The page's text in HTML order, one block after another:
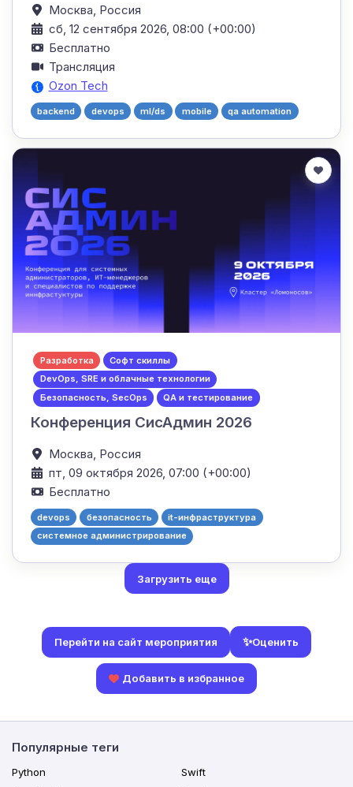
Москва, Россия
сб, 12 сентября 2026, 08:00 (+00:00)
Бесплатно
Трансляция
Ozon Tech
backend devops ml/ds mobile qa automation
Разработка
Софт скиллы
DevOps, SRE и облачные технологии
Безопасность, SecOps
QA и тестирование
Конференция СисАдмин 2026
Москва, Россия
пт, 09 октября 2026, 07:00 (+00:00)
Бесплатно
devops безопасность
it-инфраструктура
системное администрирование
Загрузить еще
Перейти на сайт мероприятия ✨Оценить
Добавить в избранное
Популярные теги
Python
Swift